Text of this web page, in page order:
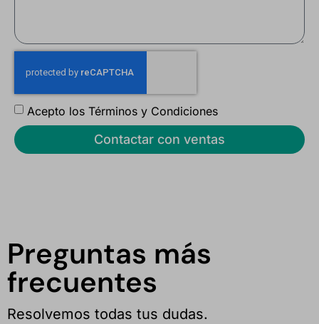
Acepto los Términos y Condiciones
Contactar con ventas
Preguntas más
frecuentes
Resolvemos todas tus dudas.